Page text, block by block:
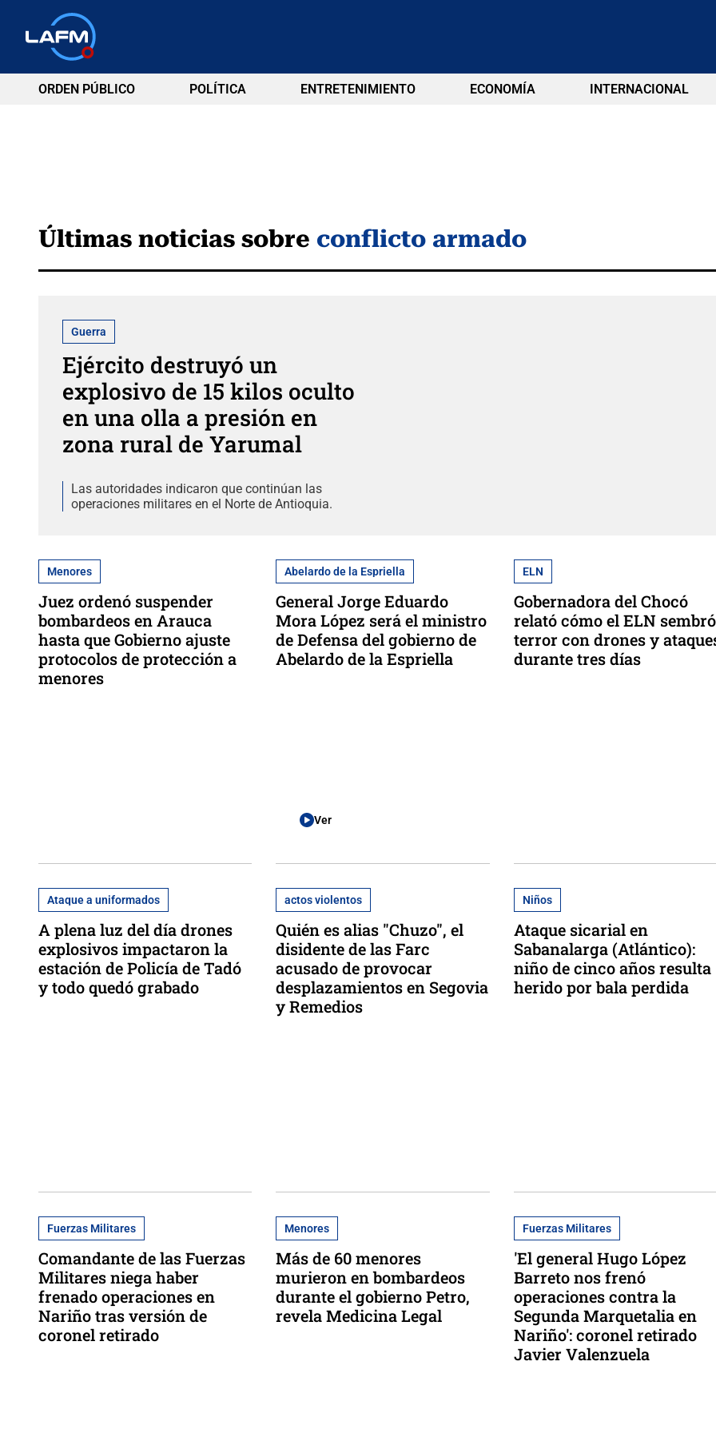
ORDEN PÚBLICO POLÍTICA ENTRETENIMIENTO ECONOMÍA INTERNACIONAL
Últimas noticias sobre conflicto armado
Guerra
Ejército destruyó un
explosivo de 15 kilos oculto
en una olla a presión en
zona rural de Yarumal
Las autoridades indicaron que continúan las
operaciones militares en el Norte de Antioquia.
Menores
Juez ordenó suspender
bombardeos en Arauca
hasta que Gobierno ajuste
protocolos de protección a
menores
Abelardo de la Espriella
General Jorge Eduardo
Mora López será el ministro
de Defensa del gobierno de
Abelardo de la Espriella
Ver
ELN
Gobernadora del Chocó
relató cómo el ELN sembró
terror con drones y
durante tres días
Ataque a uniformados
A plena luz del día drones
explosivos impactaron la
estación de Policía de Tadó
y todo quedó grabado
actos violentos
Quién es alias "Chuzo", el
disidente de las Farc
acusado de provocar
desplazamientos en Segovia
y Remedios
Niños
Ataque sicarial en
Sabanalarga (Atlántico):
niño de cinco años resulta
herido por bala perdida
Fuerzas Militares
Comandante de las Fuerzas
Militares niega haber
frenado operaciones en
Nariño tras versión de
coronel retirado
Menores
Más de 60 menores
murieron en bombardeos
durante el gobierno Petro,
revela Medicina Legal
Fuerzas Militares
'El general Hugo López
Barreto nos frenó
operaciones contra la
Segunda Marquetalia en
Nariño': coronel retirado
Javier Valenzuela